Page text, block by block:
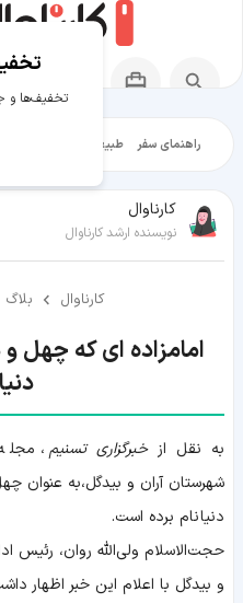
راهنمای سفر طبیعت‌گردی
کارناوال
نویسنده ارشد کارناوال
کارناوال بلاگ
امامزاده ای که چهل
به نقل ازخبرگزاری تسنیم ،
شهرستان آران و بیدگل،به عنوان
دنیا نام برده است.
حجت‌الاسلام ولی‌الله روان، رئیس
و بیدگل با اعلام این خبر اظهار
تخفیف‌ها و